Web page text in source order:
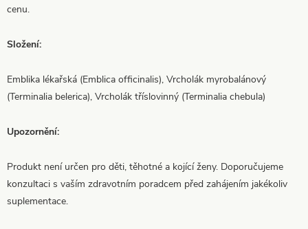
cenu.
Složení:
Emblika lékařská (Emblica officinalis), Vrcholák myrobalánový
(Terminalia belerica), Vrcholák tříslovinný (Terminalia chebula)
Upozornění:
Produkt není určen pro děti, těhotné a kojící ženy. Doporučujeme
konzultaci s vaším zdravotním poradcem před zahájením jakékoliv
suplementace.